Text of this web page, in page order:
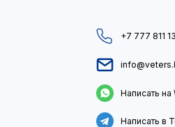
+7 777 811
Написать на
Написать в